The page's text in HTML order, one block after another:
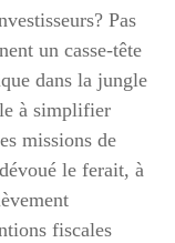
Pas
un casse-tête
dans la jungle
à simplifier
missions de
le ferait, à
fiscales